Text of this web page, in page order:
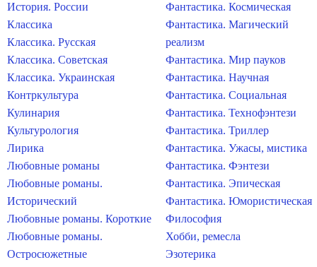
История. России
Классика
Классика. Русская
Классика. Советская
Классика. Украинская
Контркультура
Кулинария
Культурология
Лирика
Любовные романы
Любовные романы.
Исторический
Любовные романы. Короткие
Любовные романы.
Остросюжетные
Фантастика. Космическая
Фантастика. Магический
реализм
Фантастика. Мир пауков
Фантастика. Научная
Фантастика. Социальная
Фантастика. Технофэнтези
Фантастика. Триллер
Фантастика. Ужасы, мистика
Фантастика. Фэнтези
Фантастика. Эпическая
Фантастика. Юмористическая
Философия
Хобби, ремесла
Эзотерика